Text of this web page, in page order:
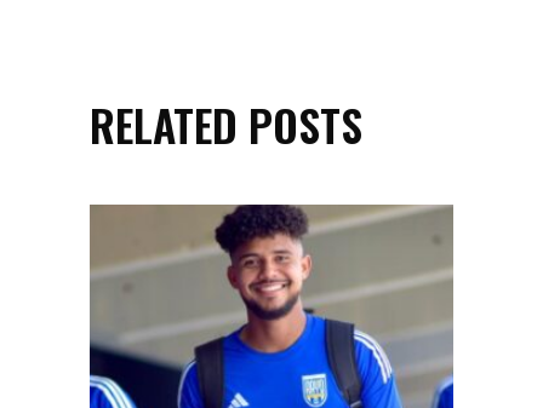
RELATED POSTS